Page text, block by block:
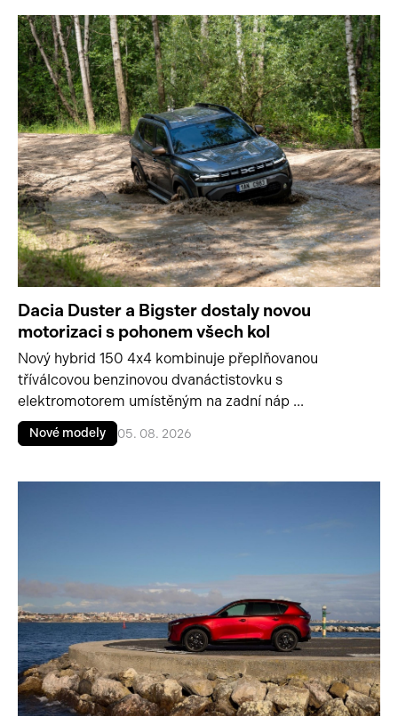
Dacia Duster a Bigster dostaly novou
motorizaci s pohonem všech kol
Nový hybrid 150 4x4 kombinuje přeplňovanou
tříválcovou benzinovou dvanáctistovku s
elektromotorem umístěným na zadní náp ...
Nové modely 05. 08. 2026